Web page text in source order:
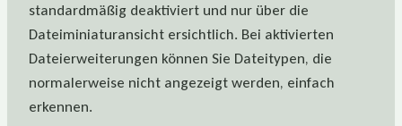
standardmäßig deaktiviert und nur über die
Dateiminiaturansicht ersichtlich. Bei aktivierten
Dateierweiterungen können Sie Dateitypen, die
normalerweise nicht angezeigt werden, einfach
erkennen.